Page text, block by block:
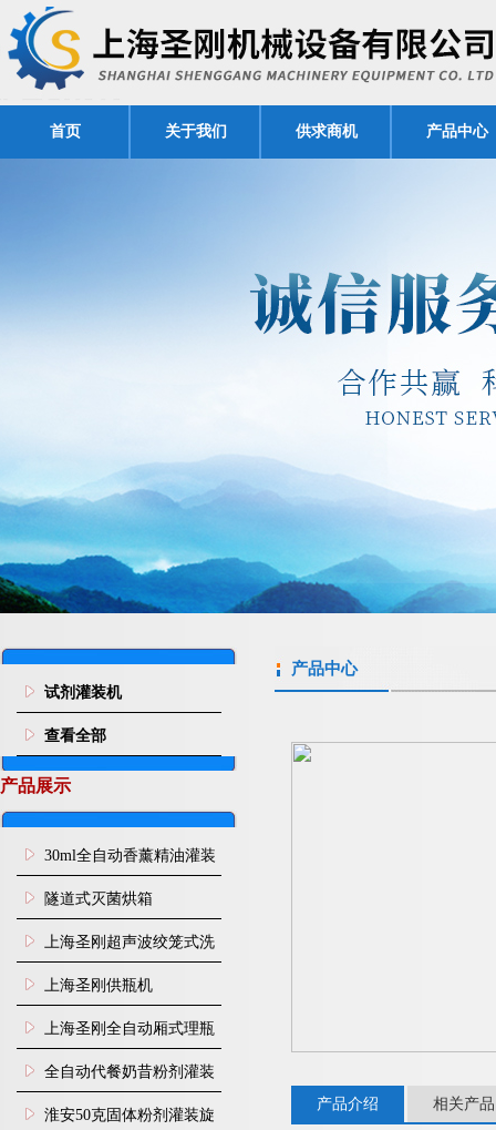
首页 关于我们 供求商机 产品中心
试剂灌装机
查看全部
产品展示
30ml全自动香薰精油灌装
旋盖机
隧道式灭菌烘箱
上海圣刚超声波绞笼式洗
瓶机
上海圣刚供瓶机
上海圣刚全自动厢式理瓶
机
全自动代餐奶昔粉剂灌装
生产线
淮安50克固体粉剂灌装旋
产品中心
产品介绍 相关产品